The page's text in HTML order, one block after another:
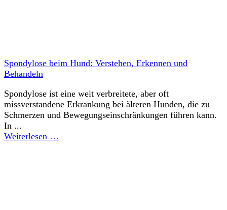
Spondylose beim Hund: Verstehen, Erkennen und
Behandeln
Spondylose ist eine weit verbreitete, aber oft
missverstandene Erkrankung bei älteren Hunden, die zu
Schmerzen und Bewegungseinschränkungen führen kann.
In ...
Weiterlesen …